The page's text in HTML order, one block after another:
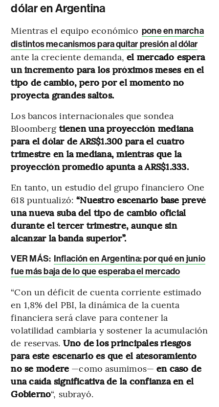
dólar en Argentina
Mientras el equipo económico pone en marcha
distintos mecanismos para quitar presión al dólar
ante la creciente demanda,el mercado espera
un incremento para los próximos meses en el
tipo de cambio, pero por el momento no
proyecta grandes saltos.
Los bancos internacionales que sondea
Bloomberg tienen una proyección mediana
para el dólar de ARS$1.300 para el cuatro
trimestre en la mediana, mientras que la
proyección promedio apunta a ARS$1.333.
En tanto, un estudio del grupo financiero One
618 puntualizó: “Nuestro escenario base prevé
una nueva suba del tipo de cambio oficial
durante el tercer trimestre, aunque sin
alcanzar la banda superior”.
VER MÁS: Inflación en Argentina: por qué en junio
fue más baja de lo que esperaba el mercado
“Con un déficit de cuenta corriente estimado
en 1,8% del PBI, la dinámica de la cuenta
financiera será clave para contener la
volatilidad cambiaria y sostener la acumulación
de reservas. Uno de los principales riesgos
para este escenario es que el atesoramiento
no se modere —como asumimos— en caso de
una caída significativa de la confianza en el
Gobierno“, subrayó.